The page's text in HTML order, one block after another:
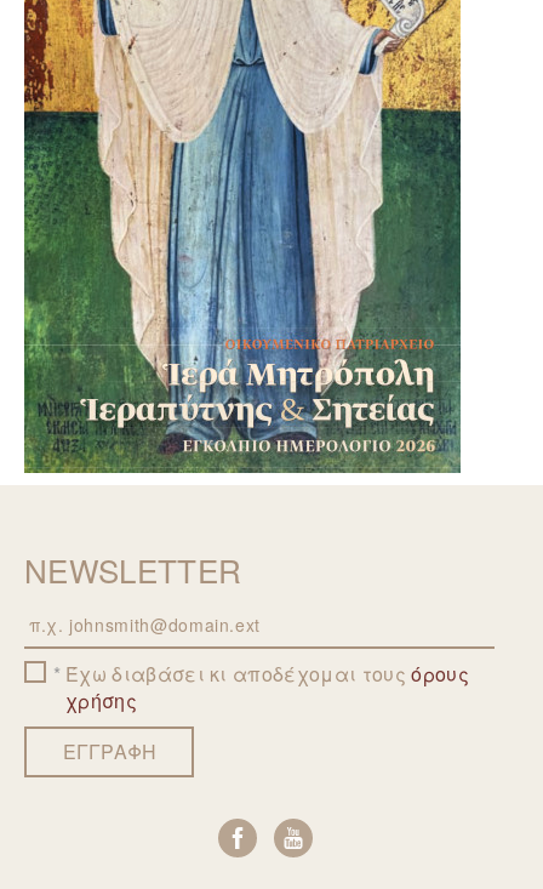
NEWSLETTER
EmailΈχω διαβάσει κι αποδέχομαι τουςόρους
χρήσης
ΕΓΓΡΑΦΗ